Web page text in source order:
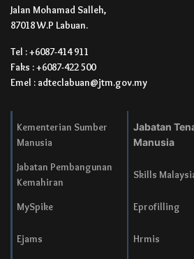
Jalan Mohamad Salleh,
87018 W.P Labuan.
Tel : +6087-414 911
Faks : +6087-422 500
Emel : adteclabuan@jtm.gov.my
Kementerian Sumber
Manusia
Jabatan
Manusia
Jabatan Pembangunan
Kemahiran
Skills
MySpike
Eprofilling
Ejams
Hrmis